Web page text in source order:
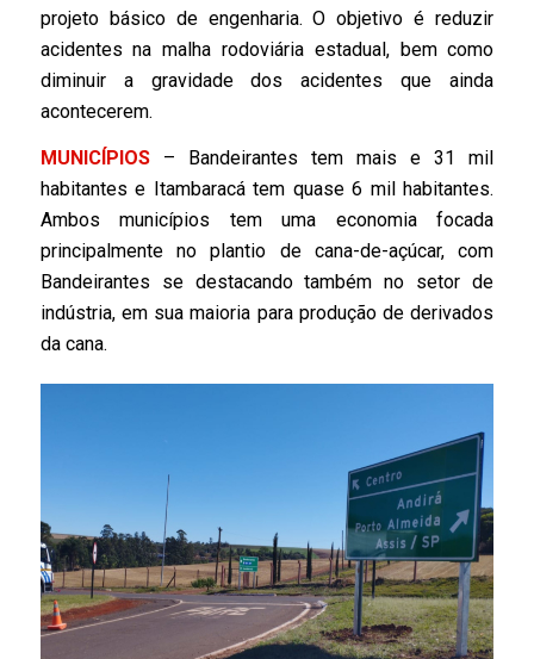
projeto básico de engenharia. O objetivo é reduzir
acidentes na malha rodoviária estadual, bem como
diminuir a gravidade dos acidentes que ainda
acontecerem.
MUNICÍPIOS – Bandeirantes tem mais e 31 mil
habitantes e Itambaracá tem quase 6 mil habitantes.
Ambos municípios tem uma economia focada
principalmente no plantio de cana-de-açúcar, com
Bandeirantes se destacando também no setor de
indústria, em sua maioria para produção de derivados
da cana.